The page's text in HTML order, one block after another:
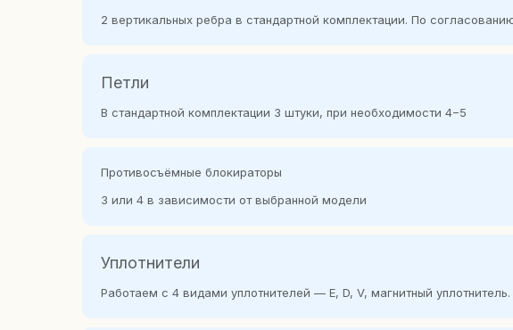
2 вертикальных ребра в стандартной комплектации. По
Петли
В стандартной комплектации 3 штуки, при необходимости 4−5
Противосъёмные блокираторы
3 или 4 в зависимости от выбранной модели
Уплотнители
Работаем с 4 видами уплотнителей — E, D, V, магнитный